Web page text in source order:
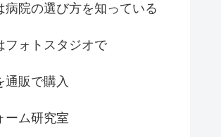
病院の選び方を知っている
フォトスタジオで
通販で購入
ーム研究室